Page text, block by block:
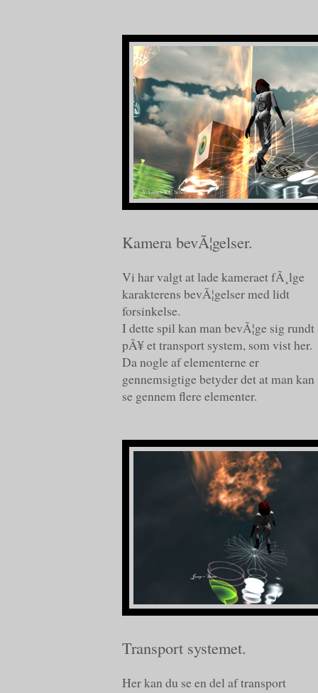
Kamera bevÃ¦gelser.
Vi har valgt at lade kameraet fÃ¸lge
karakterens bevÃ¦gelser med lidt
forsinkelse.
I dette spil kan man bevÃ¦ge sig rundt
pÃ¥ et transport system, som vist her.
Da nogle af elementerne er
gennemsigtige betyder det at man kan
se gennem flere elementer.
Transport systemet.
Her kan du se en del af transport